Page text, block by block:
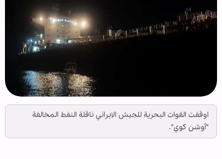
اوقفت القوات البحرية للجيش الايراني ناقلة النفط المخالفة
"أوشن كوي".